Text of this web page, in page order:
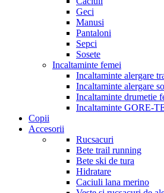
Geci
Manusi
Pantaloni
Sepci
Sosete
Incaltaminte femei
Incaltaminte alergare
Incaltaminte alergare
Incaltaminte drumetie
Incaltaminte GORE-
Copii
Accesorii
Rucsacuri
Bete trail running
Bete ski de tura
Hidratare
Caciuli lana merino